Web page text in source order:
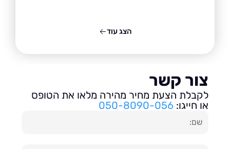
קשר
הצעת מחיר מהירה מלאו את הטופס
חייגו:050-8090-056